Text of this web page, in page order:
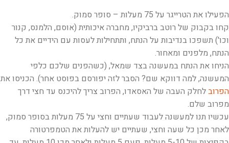
הפעילו את הטרייגר על 75 מעלות – סופר סמוק.
קחו בקבוק של רוטב ברביקיו, מחברה איכותית (אוסם, הלמנס, קנור
וכו') תשפכו בנדיבות על הנתח, ותתחילות לעסות עם הידיים את כל
הנתח, מלפנים ומאחור.
הניחו את הנתח במעשנה בצד שמאל, (כשהפנים שלכם כלפי
המעשנה, למה דווקא שם? הסבר לזה יפורסם בפוסט אחר). הכניסו את
הפרובלחלק העבה של האסאדו, הפרוב צריך להיכנס עד חצי דרך
מפרוב שלם.
עכשיו תנו למעשנה לעבוד שעתיים וחצי על 75 מעלות בסופר סמוק,
לאחר מכן כל שעה וחצי, שעתיים יש להעלות את הטמפרטורה